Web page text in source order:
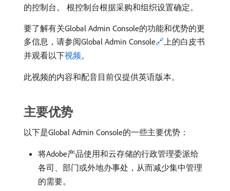
的控制台。 根控制台根据采购和组织设置确定。
要了解有关Global Admin Console的功能和优势的更
多信息，请参阅Global Admin Console🔗上的白皮书
并观看以下视频。
此视频的内容和配音目前仅提供英语版本。
主要优势
以下是Global Admin Console的一些主要优势：
将Adobe产品使用和云存储的行政管理委派给
各司、部门或外地办事处，从而减少集中管理
的需要。